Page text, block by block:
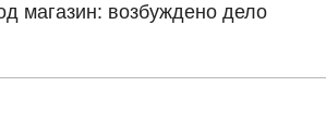
магазин: возбуждено дело